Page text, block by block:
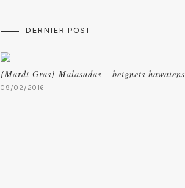
DERNIER POST
{Mardi Gras} Malasadas – beignets hawaïens
09/02/2016